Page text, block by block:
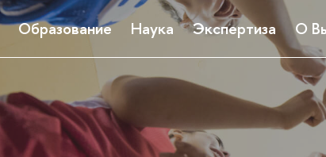
Образование Наука Экспертиза О